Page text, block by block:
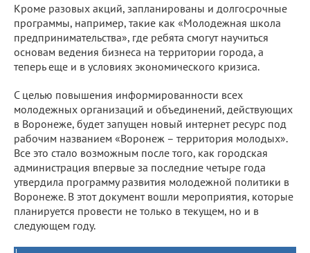
Кроме разовых акций, запланированы и долгосрочные
программы, например, такие как «Молодежная школа
предпринимательства», где ребята смогут научиться
основам ведения бизнеса на территории города, а
теперь еще и в условиях экономического кризиса.
С целью повышения информированности всех
молодежных организаций и объединений, действующих
в Воронеже, будет запущен новый интернет ресурс под
рабочим названием «Воронеж – территория молодых».
Все это стало возможным после того, как городская
администрация впервые за последние четыре года
утвердила программу развития молодежной политики в
Воронеже. В этот документ вошли мероприятия, которые
планируется провести не только в текущем, но и в
следующем году.